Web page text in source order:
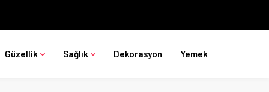
Güzellik Sağlık Dekorasyon Yemek